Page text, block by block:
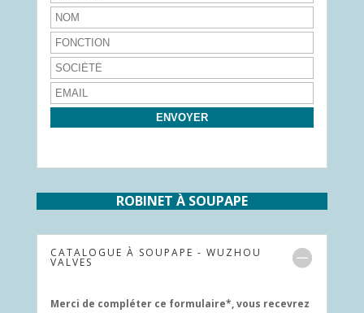
ROBINET À SOUPAPE
CATALOGUE À SOUPAPE - WUZHOU
VALVES
Merci de compléter ce formulaire*, vous recevrez